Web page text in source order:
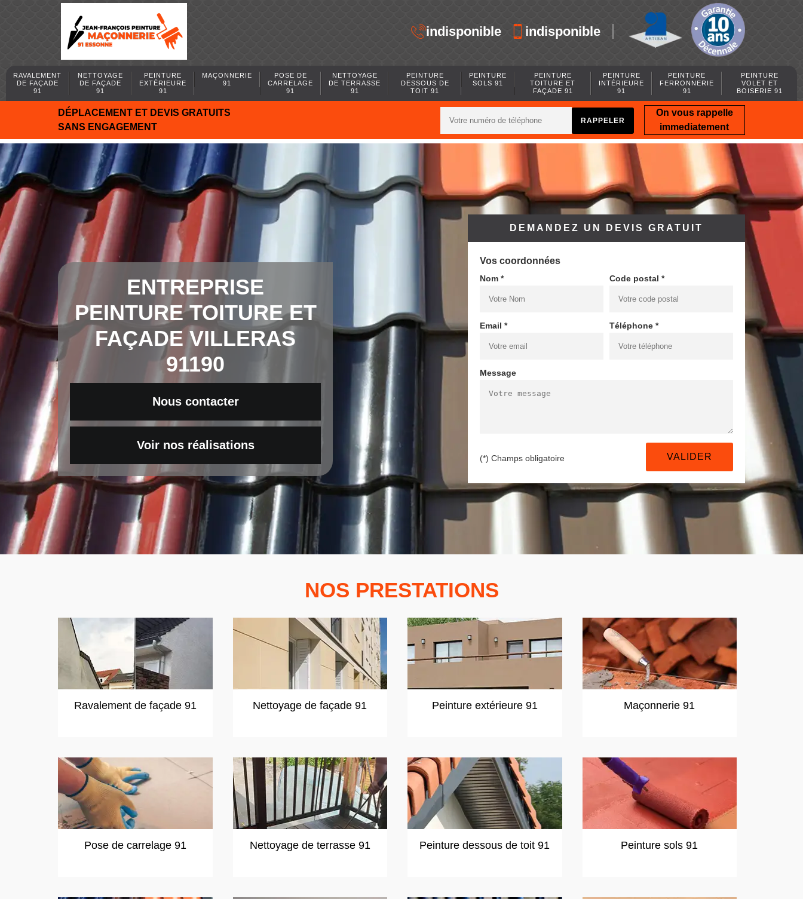
indisponible indisponible
RAVALEMENT
DE FAÇADE
91
NETTOYAGE
DE FAÇADE
91
PEINTURE
EXTÉRIEURE
91
MAÇONNERIE
91
POSE DE
CARRELAGE
91
NETTOYAGE
DE TERRASSE
91
PEINTURE
DESSOUS DE
TOIT 91
PEINTURE
SOLS 91
PEINTURE
TOITURE ET
FAÇADE 91
PEINTURE
INTÉRIEURE
91
PEINTURE
FERRONNERIE
91
PEINTURE
VOLET ET
BOISERIE 91
DÉPLACEMENT ET DEVIS GRATUITS
SANS ENGAGEMENT
On vous rappelle
immediatement
ENTREPRISE
PEINTURE TOITURE ET
FAÇADE VILLERAS
91190
Nous contacter
Voir nos réalisations
DEMANDEZ UN DEVIS GRATUIT
Vos coordonnées
Nom * Code postal *
Email * Téléphone *
Message
(*) Champs obligatoire
NOS PRESTATIONS
Ravalement de façade 91 Nettoyage de façade 91 Peinture extérieure 91 Maçonnerie 91
Pose de carrelage 91 Nettoyage de terrasse 91 Peinture dessous de toit 91 Peinture sols 91